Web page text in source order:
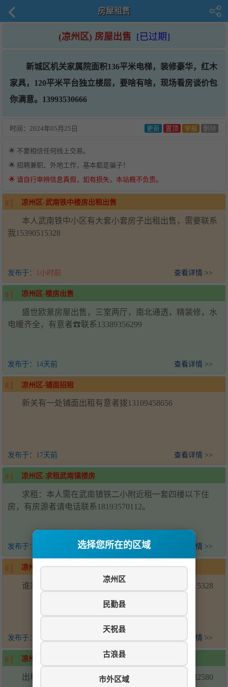
选择您所在的区域
凉州区
民勤县
天祝县
古浪县
市外区域
房屋租售
(凉州区) 房屋出售 [已过期]
新城区机关家属院面积136平米电梯，装修豪华，红木
家具，120平米平台独立楼层，要啥有啥，现场看房谈价包
你满意。13993530666
时间： 2024年05月25日 更新 置顶 举报 删除
🌟 不要相信任何线上交易。
🌟 招聘兼职、外地工作，基本都是骗子！
🌟 请自行审辨信息真假，如有损失，本站概不负责。
凉州区-武南铁中楼房出租出售
本人武南铁中小区有大套小套房子出租出售，需要联系
我15390515328
发布于： 1小时前 查看详情 >>
凉州区-楼房出售
盛世欧景房屋出售，三室两厅，南北通透，精装修，水
电暖齐全，有意者☎联系13389356299
发布于： 14天前 查看详情 >>
凉州区-铺面招租
新关有一处铺面出租有意者拨13109458656
发布于： 17天前 查看详情 >>
凉州区-求租武南镇楼房
求租：本人需在武南镇铁二小附近租一套四楼以下住
房，有房源者请电话联系18193570112。
发布于： 查看详情 >>
凉州区-求购武南镇楼房
谁家有武南镇出售的一二楼，可以联系我15390515328
发布于： 21天前 查看详情 >>
凉州区-武南镇阳光一区楼房出租
出租武南镇阳光一区二楼楼房，联系电话19968532580